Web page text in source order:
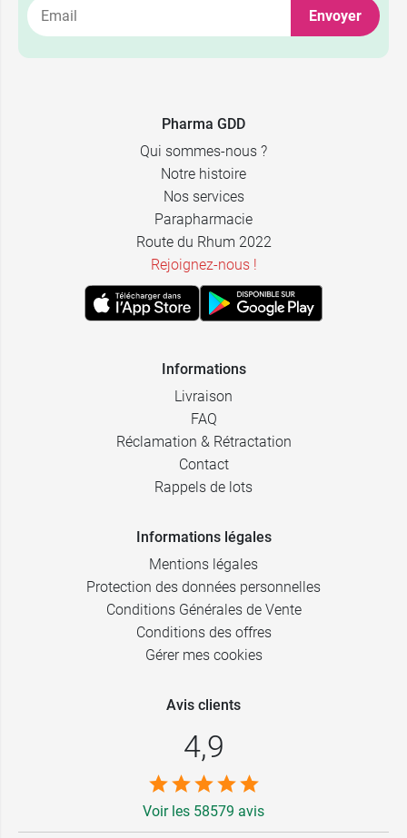
Envoyer
Pharma GDD
Qui sommes-nous ?
Notre histoire
Nos services
Parapharmacie
Route du Rhum 2022
Rejoignez-nous !
Informations
Livraison
FAQ
Réclamation & Rétractation
Contact
Rappels de lots
Informations légales
Mentions légales
Protection des données personnelles
Conditions Générales de Vente
Conditions des offres
Gérer mes cookies
Avis clients
4,9
Voir les 58579 avis